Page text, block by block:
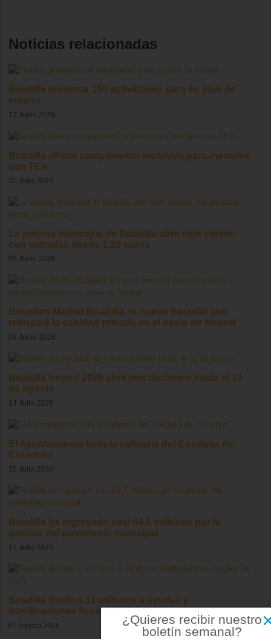
Noticias relacionadas
Boadilla presenta 150 actividades para su plan de
verano
12 Junio 2026
Boadilla ofrece campamento inclusivo para menores
con TEA
25 Julio 2026
La piscina municipal de Boadilla abre este verano
con entradas desde 1,20 euros
05 Junio 2026
Hospiten Madrid Boadilla, el nuevo hospital que
reforzará la sanidad privada en el oeste de Madrid
09 Junio 2026
Boadilla Sound 2026 abre inscripciones hasta el 31
de agosto
14 Julio 2026
El Ayuntamiento licita la cafetería del Condesa de
Chinchón
15 Julio 2026
Boadilla ha ingresado casi 64,5 millones por la
gestión del patrimonio municipal
17 Julio 2026
Boadilla destinó 11 millones a ayudas y
bonificaciones fiscales en 2025
07 Agosto 2026
¿Quieres recibir nuestro
boletín semanal?